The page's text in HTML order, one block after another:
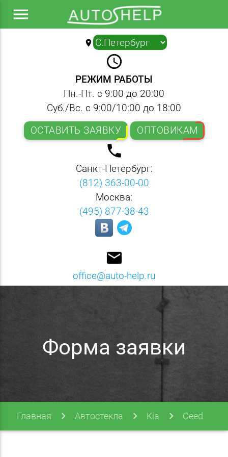
menu
location_on ▼
query_builder
РЕЖИМ РАБОТЫ
Пн.-Пт. с 9:00 до 20:00
Суб./Вс. с 9:00/10:00 до 18:00
ОСТАВИТЬ ЗАЯВКУ
ОПТОВИКАМ
local_phone
Санкт-Петербург:
(812) 363-00-00
Москва:
(495) 877-38-43
email
office@auto-help.ru
Форма заявки
Главная Автостекла Kia Ceed